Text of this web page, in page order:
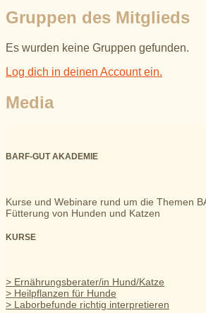
Gruppen des Mitglieds
Es wurden keine Gruppen gefunden.
Log dich in deinen Account ein.
Media
BARF-GUT AKADEMIE
Kurse und Webinare rund um die Themen
Fütterung von Hunden und Katzen
KURSE
> Ernährungsberater/in Hund/Katze
> Heilpflanzen für Hunde
> Laborbefunde richtig interpretieren